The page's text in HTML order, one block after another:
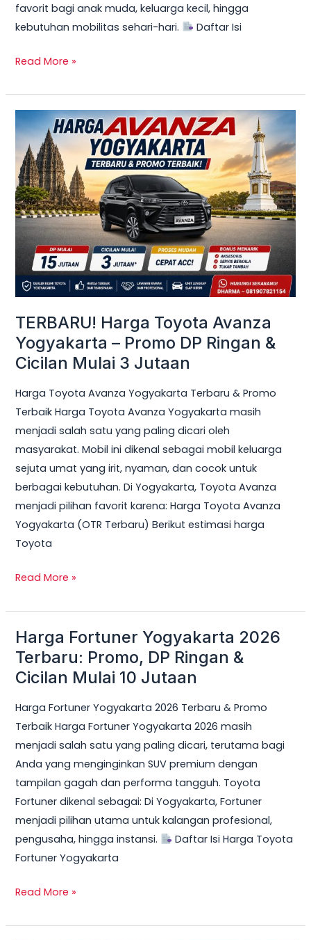
favorit bagi anak muda, keluarga kecil, hingga
kebutuhan mobilitas sehari-hari.
Daftar Isi
Read More »
TERBARU! Harga Toyota Avanza
Yogyakarta – Promo DP Ringan &
Cicilan Mulai 3 Jutaan
Harga Toyota Avanza Yogyakarta Terbaru & Promo
Terbaik Harga Toyota Avanza Yogyakarta masih
menjadi salah satu yang paling dicari oleh
masyarakat. Mobil ini dikenal sebagai mobil keluarga
sejuta umat yang irit, nyaman, dan cocok untuk
berbagai kebutuhan. Di Yogyakarta, Toyota Avanza
menjadi pilihan favorit karena: Harga Toyota Avanza
Yogyakarta (OTR Terbaru) Berikut estimasi harga
Toyota
TERBARU!
Harga
Toyota
Avanza
Yogyakarta
–
Promo
DP
Ringan
&
Mulai
3
Jutaan
Read More »
Harga Fortuner Yogyakarta 2026
Terbaru: Promo, DP Ringan &
Cicilan Mulai 10 Jutaan
Harga Fortuner Yogyakarta 2026 Terbaru & Promo
Terbaik Harga Fortuner Yogyakarta 2026 masih
menjadi salah satu yang paling dicari, terutama bagi
Anda yang menginginkan SUV premium dengan
tampilan gagah dan performa tangguh. Toyota
Fortuner dikenal sebagai: Di Yogyakarta, Fortuner
menjadi pilihan utama untuk kalangan profesional,
pengusaha, hingga instansi.
Daftar Isi Harga Toyota
Fortuner Yogyakarta
Harga
Fortuner
Yogyakarta
Terbaru:
Promo,
DP
Ringan
&
Cicilan
Mulai
10
Jutaan
Read More »